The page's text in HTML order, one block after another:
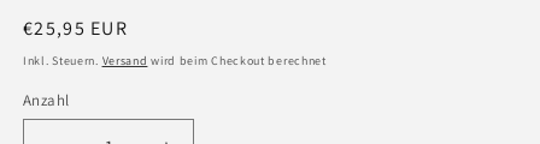
Normaler
Preis
€25,95 EUR
Inkl. Steuern. Versand wird beim Checkout berechnet
Anzahl
Anzahl